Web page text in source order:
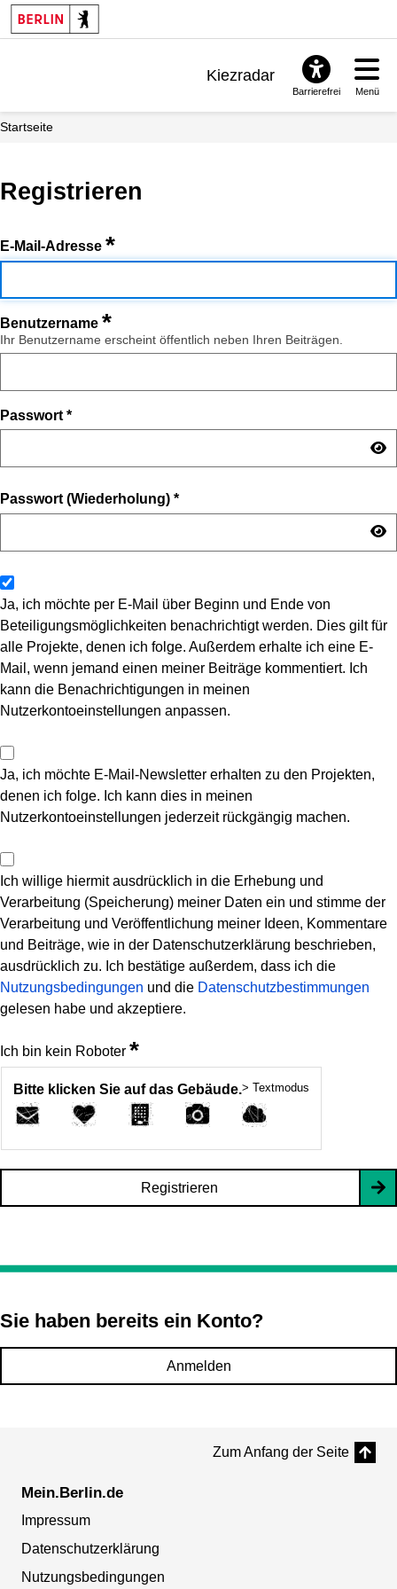
Kiezradar
Barrierefrei Menü
Startseite
Registrieren
E-Mail-Adresse *
Benutzername *
Ihr Benutzername erscheint öffentlich neben Ihren Beiträgen.
Passwort *
Passwort (Wiederholung) *
Ja, ich möchte per E-Mail über Beginn und Ende von
Beteiligungsmöglichkeiten benachrichtigt werden. Dies gilt für
alle Projekte, denen ich folge. Außerdem erhalte ich eine E-
Mail, wenn jemand einen meiner Beiträge kommentiert. Ich
kann die Benachrichtigungen in meinen
Nutzerkontoeinstellungen anpassen.
Ja, ich möchte E-Mail-Newsletter erhalten zu den Projekten,
denen ich folge. Ich kann dies in meinen
Nutzerkontoeinstellungen jederzeit rückgängig machen.
Ich willige hiermit ausdrücklich in die Erhebung und
Verarbeitung (Speicherung) meiner Daten ein und stimme der
Verarbeitung und Veröffentlichung meiner Ideen, Kommentare
und Beiträge, wie in der Datenschutzerklärung beschrieben,
ausdrücklich zu. Ich bestätige außerdem, dass ich die
Nutzungsbedingungen und die Datenschutzbestimmungen
gelesen habe und akzeptiere.
Ich bin kein Roboter *
Bitte klicken Sie auf das Gebäude.> Textmodus
Registrieren
Sie haben bereits ein Konto?
Anmelden
Zum Anfang der Seite
Mein.Berlin.de
Impressum
Datenschutzerklärung
Nutzungsbedingungen